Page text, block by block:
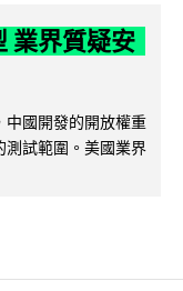
業界質疑安
國開發的開放權重
試範圍。美國業界